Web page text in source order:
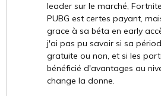
leader sur le marché,
PUBG est certes payant,
grace à sa béta en early
j'ai pas pu savoir si sa
gratuite ou non, et si les
bénéficié d'avantages au
change la donne.